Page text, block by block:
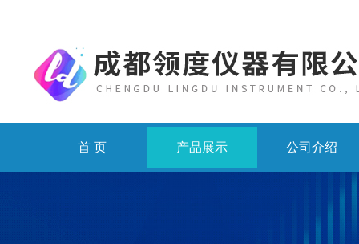
首 页 产品展示 公司介绍